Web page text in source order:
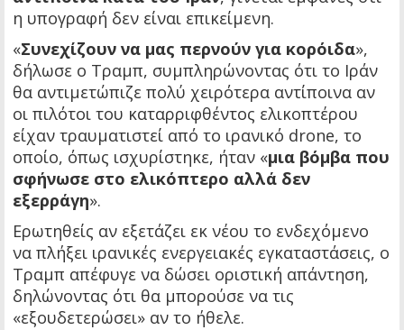
η υπογραφή δεν είναι επικείμενη.
«Συνεχίζουν να μας περνούν για κορόιδα»,
δήλωσε ο Τραμπ, συμπληρώνοντας ότι το Ιράν
θα αντιμετώπιζε πολύ χειρότερα αντίποινα αν
οι πιλότοι του καταρριφθέντος ελικοπτέρου
είχαν τραυματιστεί από το ιρανικό drone, το
οποίο, όπως ισχυρίστηκε, ήταν «μια βόμβα που
σφήνωσε στο ελικόπτερο αλλά δεν
εξερράγη».
Ερωτηθείς αν εξετάζει εκ νέου το ενδεχόμενο
να πλήξει ιρανικές ενεργειακές εγκαταστάσεις, ο
Τραμπ απέφυγε να δώσει οριστική απάντηση,
δηλώνοντας ότι θα μπορούσε να τις
«εξουδετερώσει» αν το ήθελε.